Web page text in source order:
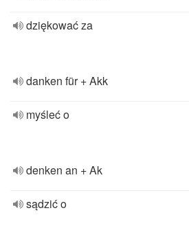
dziękować za
danken für + Akk
myśleć o
denken an + Ak
sądzić o